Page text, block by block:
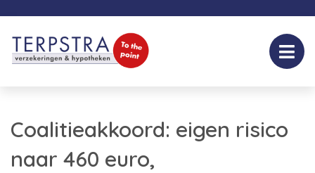
Coalitieakkoord: eigen risico
naar 460 euro,